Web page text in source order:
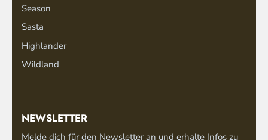
Season
Sasta
Highlander
Wildland
NEWSLETTER
Melde dich für den Newsletter an und erhalte Infos zu